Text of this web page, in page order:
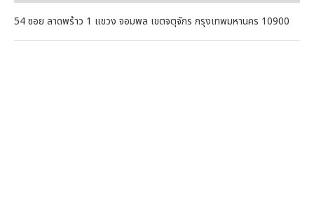
54 ซอย ลาดพร้าว 1 แขวง จอมพล เขตจตุจักร กรุงเทพมหานคร 10900